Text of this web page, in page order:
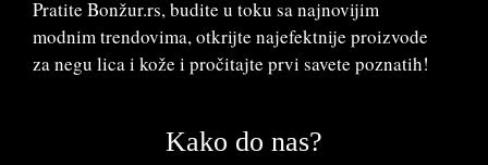
Pratite Bonžur.rs, budite u toku sa najnovijim
modnim trendovima, otkrijte najefektnije proizvode
za negu lica i kože i pročitajte prvi savete poznatih!
Kako do nas?